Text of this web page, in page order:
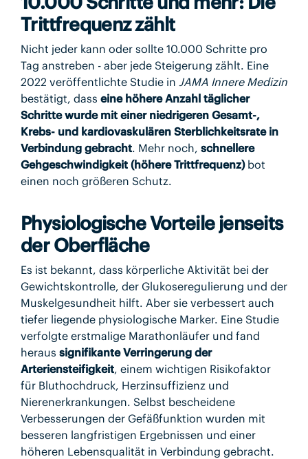
Trittfrequenz zählt
Nicht jeder kann oder sollte 10.000 Schritte pro
Tag anstreben - aber jede Steigerung zählt. Eine
2022 veröffentlichte Studie in JAMA Innere Medizin
bestätigt, dass eine höhere Anzahl täglicher
Schritte wurde mit einer niedrigeren Gesamt-,
Krebs- und kardiovaskulären Sterblichkeitsrate in
Verbindung gebracht. Mehr noch, schnellere
Gehgeschwindigkeit (höhere Trittfrequenz)bot
einen noch größeren Schutz.
Physiologische Vorteile jenseits
der Oberfläche
Es ist bekannt, dass körperliche Aktivität bei der
Gewichtskontrolle, der Glukoseregulierung und der
Muskelgesundheit hilft. Aber sie verbessert auch
tiefer liegende physiologische Marker. Eine Studie
verfolgte erstmalige Marathonläufer und fand
heraus signifikante Verringerung der
Arteriensteifigkeit, einem wichtigen Risikofaktor
für Bluthochdruck, Herzinsuffizienz und
Nierenerkrankungen. Selbst bescheidene
Verbesserungen der Gefäßfunktion wurden mit
besseren langfristigen Ergebnissen und einer
höheren Lebensqualität in Verbindung gebracht.